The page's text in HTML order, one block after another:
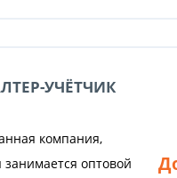
УЧЁТЧИК
компания,
занимается оптовой